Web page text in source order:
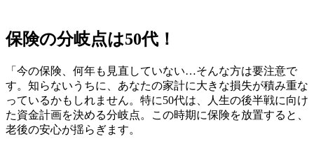
保険の分岐点は50代！
「今の保険、何年も見直していない…そんな方は要注意で
す。知らないうちに、あなたの家計に大きな損失が積み重な
っているかもしれません。特に50代は、人生の後半戦に向け
た資金計画を決める分岐点。この時期に保険を放置すると、
老後の安心が揺らぎます。